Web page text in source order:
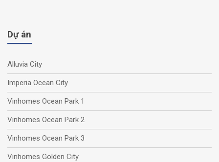
Dự án
Alluvia City
Imperia Ocean City
Vinhomes Ocean Park 1
Vinhomes Ocean Park 2
Vinhomes Ocean Park 3
Vinhomes Golden City